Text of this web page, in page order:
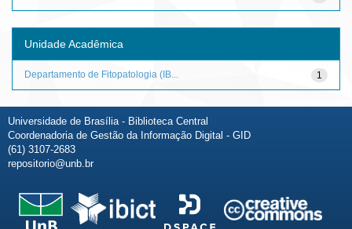
Unidade Acadêmica
1
Departamento de Fitopatologia (IB...
Universidade de Brasília - Biblioteca Central
Coordenadoria de Gestão da Informação Digital - GID
(61) 3107-2683
repositorio@unb.br